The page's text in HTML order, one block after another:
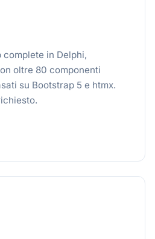
in Delphi,
oltre 80 componenti
su Bootstrap 5 e htmx.